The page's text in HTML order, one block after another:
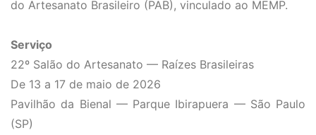
do Artesanato Brasileiro (PAB), vinculado ao MEMP.
Serviço
22º Salão do Artesanato — Raízes Brasileiras
De 13 a 17 de maio de 2026
Pavilhão da Bienal — Parque Ibirapuera — São Paulo
(SP)